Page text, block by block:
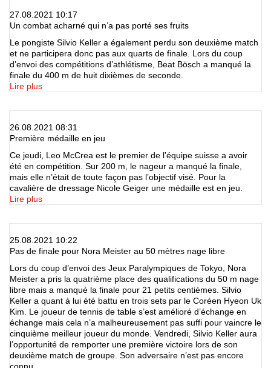
27.08.2021 10:17
Un combat acharné qui n’a pas porté ses fruits
Le pongiste Silvio Keller a également perdu son deuxième match
et ne participera donc pas aux quarts de finale. Lors du coup
d’envoi des compétitions d’athlétisme, Beat Bösch a manqué la
finale du 400 m de huit dixièmes de seconde.
Lire plus
26.08.2021 08:31
Première médaille en jeu
Ce jeudi, Leo McCrea est le premier de l’équipe suisse a avoir
été en compétition. Sur 200 m, le nageur a manqué la finale,
mais elle n’était de toute façon pas l’objectif visé. Pour la
cavalière de dressage Nicole Geiger une médaille est en jeu.
Lire plus
25.08.2021 10:22
Pas de finale pour Nora Meister au 50 mètres nage libre
Lors du coup d’envoi des Jeux Paralympiques de Tokyo, Nora
Meister a pris la quatrième place des qualifications du 50 m nage
libre mais a manqué la finale pour 21 petits centièmes. Silvio
Keller a quant à lui été battu en trois sets par le Coréen Hyeon Uk
Kim. Le joueur de tennis de table s’est amélioré d’échange en
échange mais cela n’a malheureusement pas suffi pour vaincre le
cinquième meilleur joueur du monde. Vendredi, Silvio Keller aura
l’opportunité de remporter une première victoire lors de son
deuxième match de groupe. Son adversaire n’est pas encore